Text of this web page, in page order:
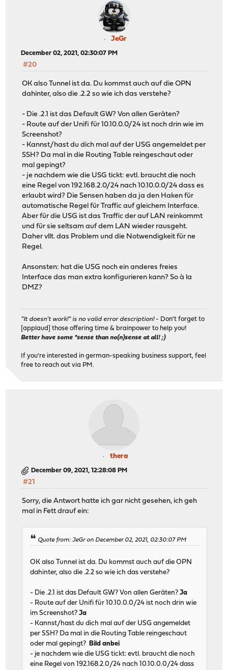
JeGr
December 02, 2021, 02:30:07 PM
#20
OK also Tunnel ist da. Du kommst auch auf die OPN
dahinter, also die .2.2 so wie ich das verstehe?
- Die .2.1 ist das Default GW? Von allen Geräten?
- Route auf der Unifi für 10.10.0.0/24 ist noch drin wie im
Screenshot?
- Kannst/hast du dich mal auf der USG angemeldet per
SSH? Da mal in die Routing Table reingeschaut oder
mal gepingt?
- je nachdem wie die USG tickt: evtl. braucht die noch
eine Regel von 192.168.2.0/24 nach 10.10.0.0/24 dass es
erlaubt wird? Die Sensen haben da ja den Haken für
automatische Regel für Traffic auf gleichem Interface.
Aber für die USG ist das Traffic der auf LAN reinkommt
und für sie seltsam auf dem LAN wieder rausgeht.
Daher vllt. das Problem und die Notwendigkeit für ne
Regel.
Ansonsten: hat die USG noch ein anderes freies
Interface das man extra konfigurieren kann? So à la
DMZ?
"It doesn't work!" is no valid error description!- Don't forget to
[applaud] those offering time & brainpower to help you!
Better have some *sense than no(n)sense at all! ;)
If you're interested in german-speaking business support, feel
free to reach out via PM.
thera
December 09, 2021, 12:28:08 PM
#21
Sorry, die Antwort hatte ich gar nicht gesehen, ich geh
mal in Fett drauf ein:
Quote from: JeGr on December 02, 2021, 02:30:07 PM
OK also Tunnel ist da. Du kommst auch auf die OPN
dahinter, also die .2.2 so wie ich das verstehe?
- Die .2.1 ist das Default GW? Von allen Geräten?Ja
- Route auf der Unifi für 10.10.0.0/24 ist noch drin wie
im Screenshot?Ja
- Kannst/hast du dich mal auf der USG angemeldet
per SSH? Da mal in die Routing Table reingeschaut
oder mal gepingt?
Bild anbei
- je nachdem wie die USG tickt: evtl. braucht die noch
eine Regel von 192.168.2.0/24 nach 10.10.0.0/24 dass